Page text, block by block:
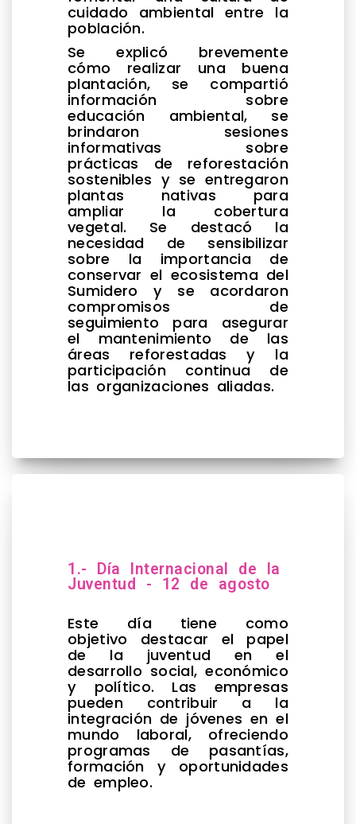
cuidado ambiental entre la
población.
Se explicó brevemente
cómo realizar una buena
plantación, se compartió
información sobre
educación ambiental, se
brindaron sesiones
informativas sobre
prácticas de reforestación
sostenibles y se entregaron
plantas nativas para
ampliar la cobertura
vegetal. Se destacó la
necesidad de sensibilizar
sobre la importancia de
conservar el ecosistema del
Sumidero y se acordaron
compromisos de
seguimiento para asegurar
el mantenimiento de las
áreas reforestadas y la
participación continua de
las organizaciones aliadas.
1.- Día Internacional de la
Juventud - 12 de agosto
Este día tiene como
objetivo destacar el papel
de la juventud en el
desarrollo social, económico
y político. Las empresas
pueden contribuir a la
integración de jóvenes en el
mundo laboral, ofreciendo
programas de pasantías,
formación y oportunidades
de empleo.